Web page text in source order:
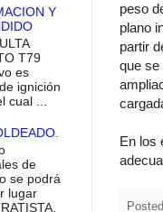
peso
plano
partir
que se
En los
Y
T79
es
ignición
cual ...
de
se podrá
lugar